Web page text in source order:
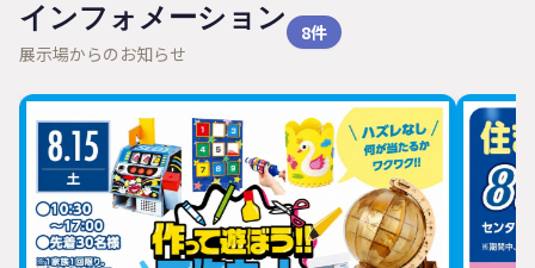
インフォメーション
展示場からのお知らせ
8件